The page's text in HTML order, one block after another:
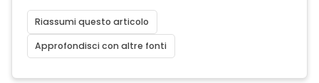
Riassumi questo articolo
Approfondisci con altre fonti